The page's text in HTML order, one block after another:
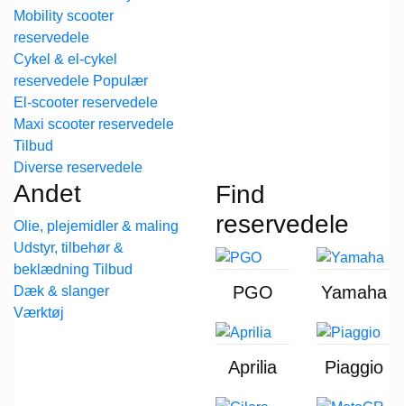
Mobility scooter
reservedele
Cykel & el-cykel
reservedele
El-scooter reservedele
Maxi scooter reservedele
Diverse reservedele
Andet
Olie, plejemidler & maling
Udstyr, tilbehør &
beklædning
Dæk & slanger
Værktøj
Find
reservedele
PGO Yamaha
Aprilia Piaggio